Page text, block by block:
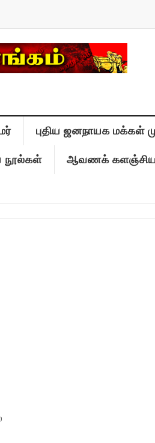
புதிய ஜனநாயக மக்கள்
நூல்கள் ஆவணக்